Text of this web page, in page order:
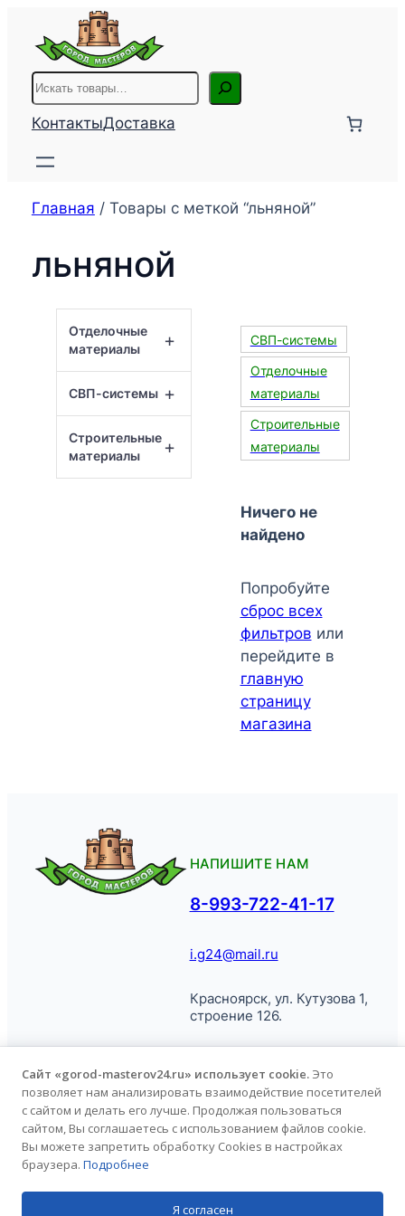
содержимому
Поиск
КонтактыДоставка
Главная / Товары с меткой “льняной”
льняной
+
Отделочные
материалы
+
СВП-системы
+
Строительные
материалы
СВП-системы
Отделочные
материалы
Строительные
материалы
Ничего не
найдено
Попробуйте
сброс всех
фильтров или
перейдите в
главную
страницу
магазина
НАПИШИТЕ НАМ
8-993-722-41-17
i.g24@mail.ru
Красноярск, ул. Кутузова 1,
строение 126.
© Город
Мастеров, 2026.
Политика обработки
персональных данных
Продвижение сайта
Сайт «gorod-masterov24.ru» использует cookie. Это
позволяет нам анализировать взаимодействие посетителей
с сайтом и делать его лучше. Продолжая пользоваться
сайтом, Вы соглашаетесь с использованием файлов cookie.
Вы можете запретить обработку Cookies в настройках
браузера. Подробнее
Я согласен